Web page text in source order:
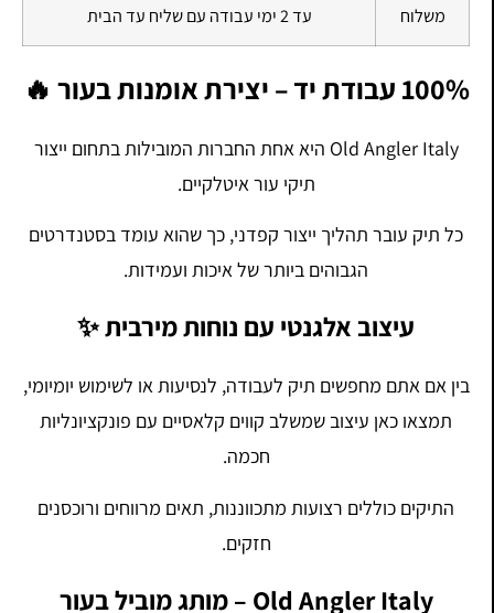
משלוח עד 2 ימי עבודה עם שליח עד הבית
100% עבודת יד – יצירת אומנות בעור 🔥
Old Angler Italy היא אחת החברות המובילות בתחום ייצור
תיקי עור איטלקיים.
כל תיק עובר תהליך ייצור קפדני, כך שהוא עומד בסטנדרטים
הגבוהים ביותר של איכות ועמידות.
עיצוב אלגנטי עם נוחות מירבית ✨
בין אם אתם מחפשים תיק לעבודה, לנסיעות או לשימוש יומיומי,
תמצאו כאן עיצוב שמשלב קווים קלאסיים עם פונקציונליות
חכמה.
התיקים כוללים רצועות מתכווננות, תאים מרווחים ורוכסנים
חזקים.
Old Angler Italy – מותג מוביל בעור